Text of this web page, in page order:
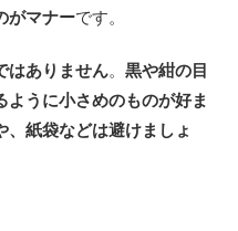
がマナーです。
はありません。 黒や紺の目
うに小さめのものが好ま
、紙袋などは避けましょ